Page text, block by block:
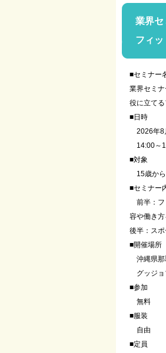
業界セ
フィッ
■セミナー
業界セミ
役に立て
■日時
2026年8
14:00～
■対象
15歳から
■セミナー
前半：フ
容や働き方
後半：ス
■開催場所
沖縄県那
グッジョ
■参加
無料
■服装
自由
■定員